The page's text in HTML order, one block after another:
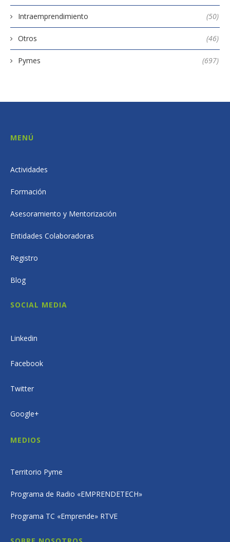
Intraemprendimiento (50)
Otros (46)
Pymes (697)
MENÚ
Actividades
Formación
Asesoramiento y Mentorización
Entidades Colaboradoras
Registro
Blog
SOCIAL MEDIA
Linkedin
Facebook
Twitter
Google+
MEDIOS
Territorio Pyme
Programa de Radio «EMPRENDETECH»
Programa TC «Emprende» RTVE